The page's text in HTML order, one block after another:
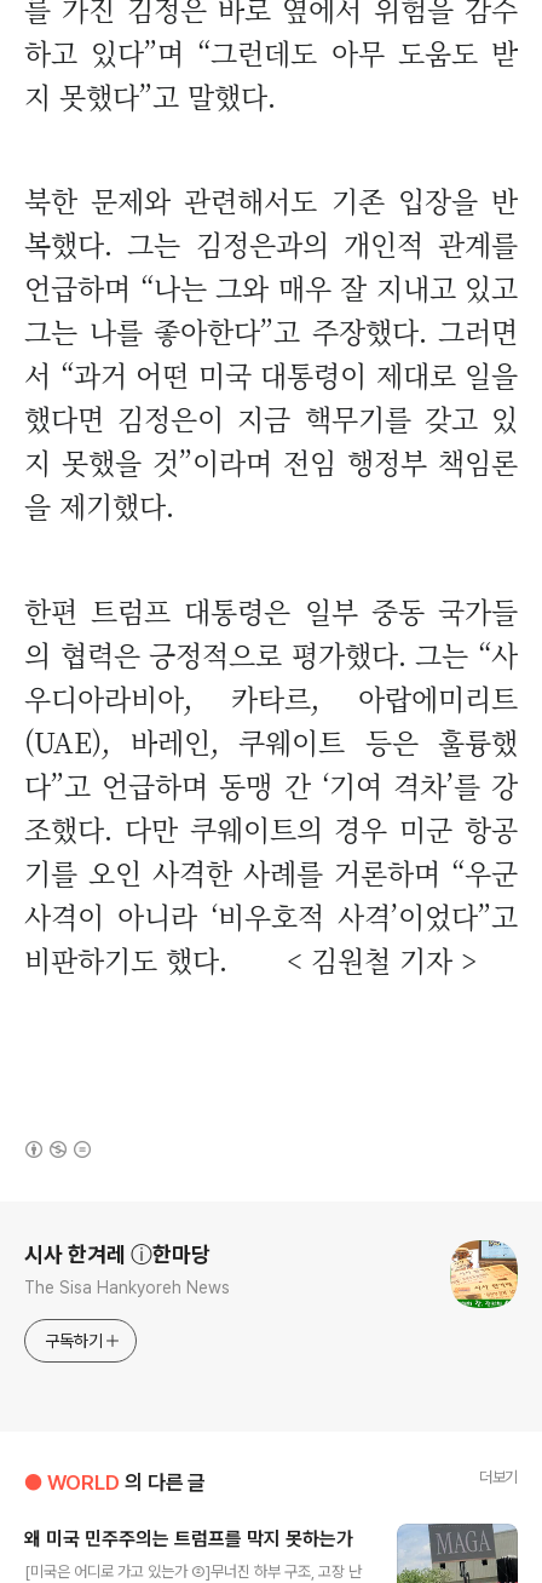
를 가진 김정은 바로 옆에서 위험을 감수
하고 있다”며 “그런데도 아무 도움도 받
지 못했다”고 말했다.
북한 문제와 관련해서도 기존 입장을 반
복했다. 그는 김정은과의 개인적 관계를
언급하며 “나는 그와 매우 잘 지내고 있고
그는 나를 좋아한다”고 주장했다. 그러면
서 “과거 어떤 미국 대통령이 제대로 일을
했다면 김정은이 지금 핵무기를 갖고 있
지 못했을 것”이라며 전임 행정부 책임론
을 제기했다.
한편 트럼프 대통령은 일부 중동 국가들
의 협력은 긍정적으로 평가했다. 그는 “사
우디아라비아, 카타르, 아랍에미리트
(UAE), 바레인, 쿠웨이트 등은 훌륭했
다”고 언급하며 동맹 간 ‘기여 격차’를 강
조했다. 다만 쿠웨이트의 경우 미군 항공
기를 오인 사격한 사례를 거론하며 “우군
사격이 아니라 ‘비우호적 사격’이었다”고
비판하기도 했다. < 김원철 기자 >
시사 한겨레 ⓘ한마당
The Sisa Hankyoreh News
구독하기
● WORLD 의 다른 글 더보기
왜 미국 민주주의는 트럼프를 막지 못하는가
[미국은 어디로 가고 있는가 ②]무너진 하부 구조, 고장 난